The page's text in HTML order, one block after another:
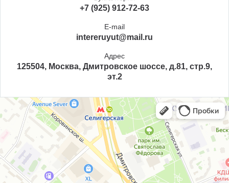
+7 (925) 912-72-63
E-mail
intereruyut@mail.ru
Адрес
125504, Москва, Дмитровское шоссе, д.81, стр.9,
эт.2